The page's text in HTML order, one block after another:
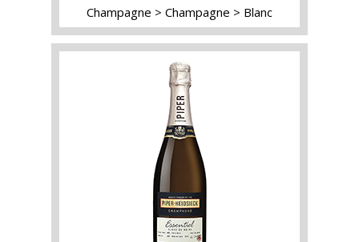
Champagne Champagne Blanc